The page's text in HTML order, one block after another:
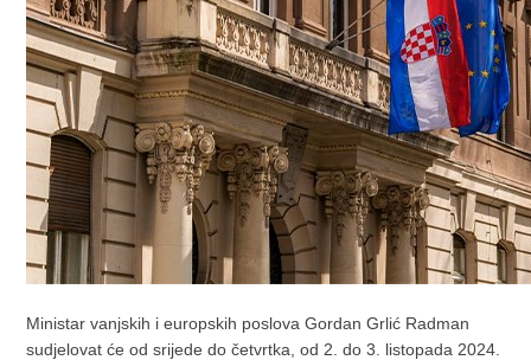
Ministar vanjskih i europskih poslova Gordan Grlić Radman
sudjelovat će od srijede do četvrtka, od 2. do 3. listopada 2024.